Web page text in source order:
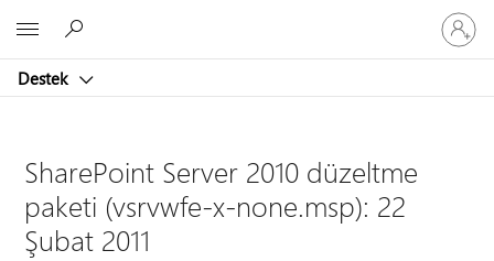
Destek
oturum
açın
SharePoint Server 2010 düzeltme
paketi (vsrvwfe-x-none.msp): 22
Şubat 2011